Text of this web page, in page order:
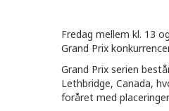
Fredag mellem kl. 13
Grand Prix
Grand Prix serien
Lethbridge, Canada,
foråret med